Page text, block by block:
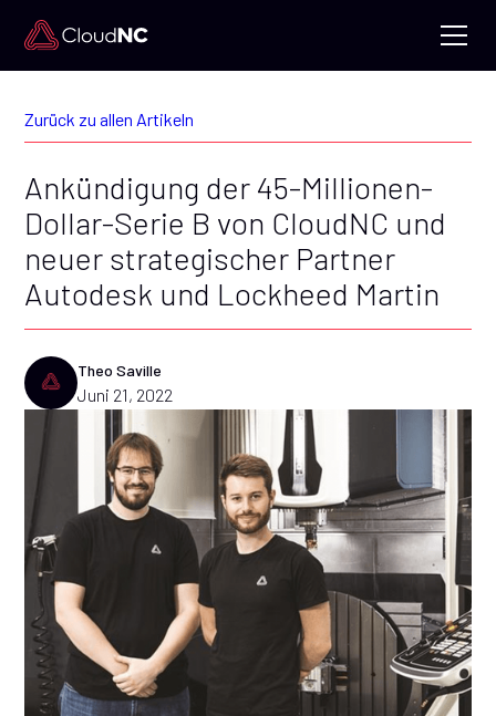
Zurück zu allen Artikeln
Ankündigung der 45-Millionen-
Dollar-Serie B von CloudNC und
neuer strategischer Partner
Autodesk und Lockheed Martin
Theo Saville
Juni 21, 2022